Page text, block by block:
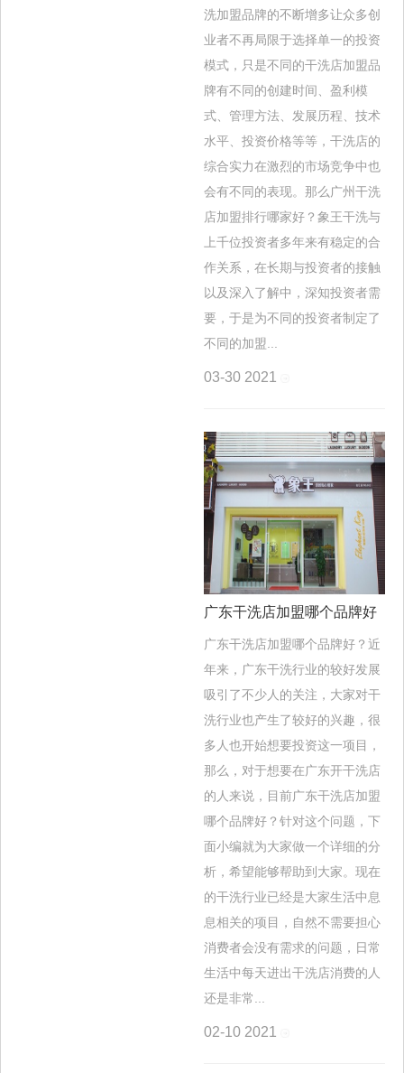
洗加盟品牌的不断增多让众多创
业者不再局限于选择单一的投资
模式，只是不同的干洗店加盟品
牌有不同的创建时间、盈利模
式、管理方法、发展历程、技术
水平、投资价格等等，干洗店的
综合实力在激烈的市场竞争中也
会有不同的表现。那么广州干洗
店加盟排行哪家好？象王干洗与
上千位投资者多年来有稳定的合
作关系，在长期与投资者的接触
以及深入了解中，深知投资者需
要，于是为不同的投资者制定了
不同的加盟...
03-30 2021
广东干洗店加盟哪个品牌好
广东干洗店加盟哪个品牌好？近
年来，广东干洗行业的较好发展
吸引了不少人的关注，大家对干
洗行业也产生了较好的兴趣，很
多人也开始想要投资这一项目，
那么，对于想要在广东开干洗店
的人来说，目前广东干洗店加盟
哪个品牌好？针对这个问题，下
面小编就为大家做一个详细的分
析，希望能够帮助到大家。现在
的干洗行业已经是大家生活中息
息相关的项目，自然不需要担心
消费者会没有需求的问题，日常
生活中每天进出干洗店消费的人
还是非常...
02-10 2021